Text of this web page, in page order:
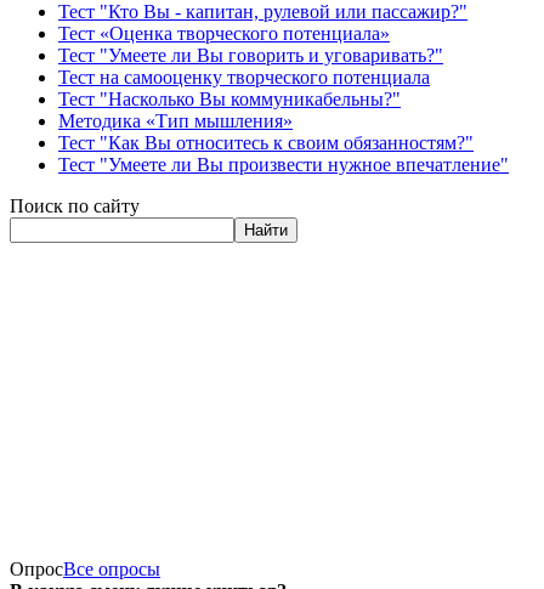
Тест "Кто Вы - капитан, рулевой или пассажир?"
Тест «Оценка творческого потенциала»
Тест "Умеете ли Вы говорить и уговаривать?"
Тест на самооценку творческого потенциала
Тест "Насколько Вы коммуникабельны?"
Методика «Тип мышления»
Тест "Как Вы относитесь к своим обязанностям?"
Тест "Умеете ли Вы произвести нужное впечатление"
Поиск по сайту
Найти
ОпросВсе опросы